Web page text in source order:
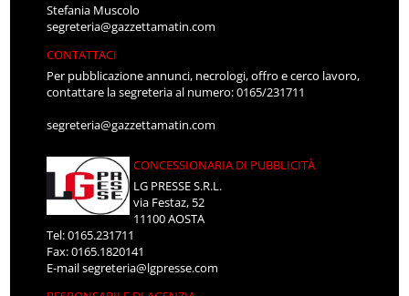
Stefania Muscolo
segreteria@gazzettamatin.com
CONTATTACI
Per pubblicazione annunci, necrologi, offro e cerco lavoro,
contattare la segreteria al numero: 0165/231711
segreteria@gazzettamatin.com
CONCESSIONARIA DI PUBBLICITÀ
LG PRESSE S.R.L.
via Festaz, 52
11100 AOSTA
Tel: 0165.231711
Fax: 0165.1820141
E-mailsegreteria@lgpresse.com